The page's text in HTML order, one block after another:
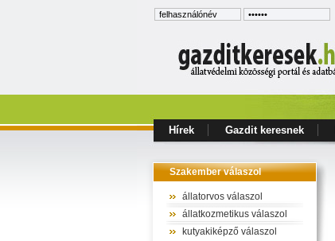
Hírek Gazdit keresnek
Szakember válaszol
állatorvos válaszol
állatkozmetikus válaszol
kutyakiképző válaszol